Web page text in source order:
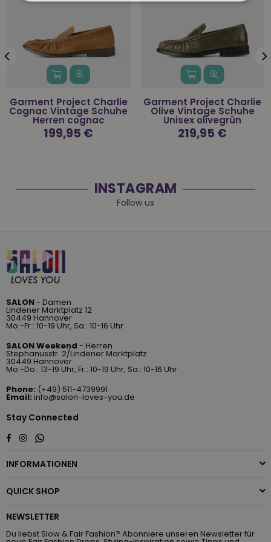
Garment Project Charlie
Cognac Vintage Schuhe
Herren cognac
Normaler
Preis
199,95 €
Garment Project Charlie
Olive Vintage Schuhe
Unisex olivegrün
Normaler
Preis
219,95 €
INSTAGRAM
Follow us
SALON- Damen
Lindener Marktplatz 12
30449 Hannover
Mo.-Fr.: 10-19 Uhr, Sa.: 10-16 Uhr
SALON Weekend - Herren
Stephanusstr. 2/Lindener Marktplatz
30449 Hannover
Mo.-Do.: 13-19 Uhr, Fr.: 10-19 Uhr, Sa.: 10-16 Uhr
Phone: (+49) 511-4739991
Email: info@salon-loves-you.de
Stay Connected
Facebook
InstagramWhatsapp
INFORMATIONEN
QUICK SHOP
NEWSLETTER
Du liebst Slow & Fair Fashion? Abonniere unseren Newsletter für